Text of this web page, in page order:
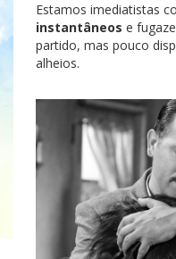
Estamos imediatistas
instantâneos e
partido, mas pouco
alheios.